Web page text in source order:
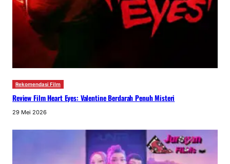
Rekomendasi Film
Review Film Heart Eyes: Valentine Berdarah Penuh Misteri
29 Mei 2026